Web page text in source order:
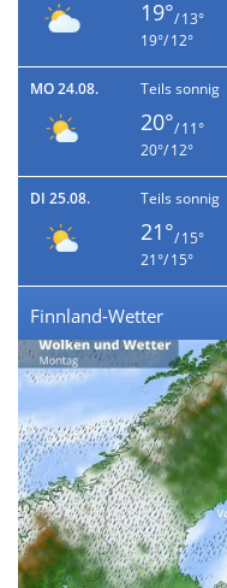
19°/ 13°
19°/ 12°
MO 24.08. Teils sonnig
20°/ 11°
20°/ 12°
DI 25.08. Teils sonnig
21°/ 15°
21°/ 15°
Finnland-Wetter